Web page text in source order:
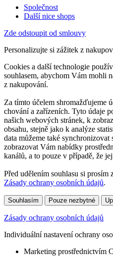
Společnost
Další nice shops
Zde odstoupit od smlouvy
Personalizujte si zážitek z
Cookies a další technologie
souhlasem, abychom Vám mohli
z nakupování.
Za tímto účelem shromažďujeme
chování a zařízeních. Tyto údaje
našich webových stránek, k
obsahu, stejně jako k analýze
data můžeme také
zobrazovat Vám nabídky
kanálů, a to pouze v případě, že
Před udělením souhlasu si prosím
Zásady ochrany osobních údajů.
Souhlasím Pouze nezbytné
Zásady ochrany osobních údajů
Individuální nastavení ochrany
Marketing prostřednictvím